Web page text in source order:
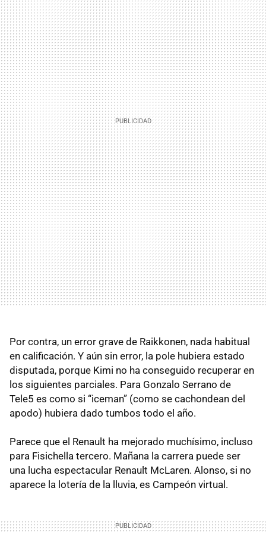
Por contra, un error grave de Raikkonen, nada habitual
en calificación. Y aún sin error, la pole hubiera estado
disputada, porque Kimi no ha conseguido recuperar en
los siguientes parciales. Para Gonzalo Serrano de
Tele5 es como si “iceman” (como se cachondean del
apodo) hubiera dado tumbos todo el año.
Parece que el Renault ha mejorado muchísimo, incluso
para Fisichella tercero. Mañana la carrera puede ser
una lucha espectacular Renault McLaren. Alonso, si no
aparece la lotería de la lluvia, es Campeón virtual.